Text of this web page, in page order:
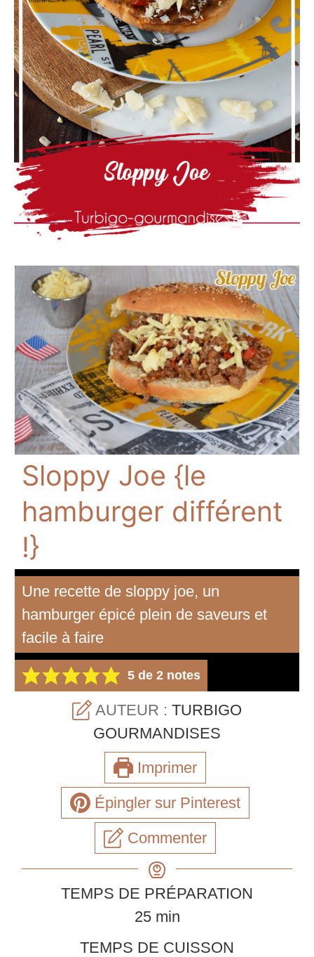
Sloppy Joe {le
hamburger différent
!}
Une recette de sloppy joe, un
hamburger épicé plein de saveurs et
facile à faire
5 de2 notes
AUTEUR :TURBIGO
GOURMANDISES
Imprimer
Épingler sur Pinterest
Commenter
TEMPS DE PRÉPARATION
25minutes
min
TEMPS DE CUISSON